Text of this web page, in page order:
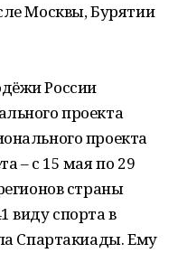
Москвы, Бурятии
России
проекта
проекта
– с 15 мая по 29
страны
виду спорта в
Спартакиады. Ему